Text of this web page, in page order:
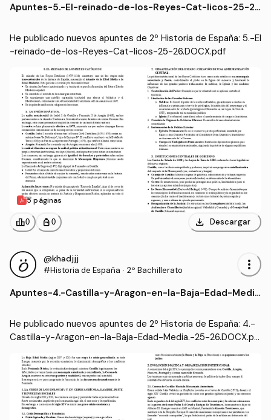
Apuntes-5.-El-reinado-de-los-Reyes-Cat-licos-25-2
He publicado nuevos apuntes de 2º Historia de España: 5.-El
-reinado-de-los-Reyes-Cat-licos-25-26.DOCX.pdf
5 páginas
leaderboard0 personal_bag 0 download Descargar
@khadjjj
#Historia de España · 2º Bachillerato more_vert
Apuntes-4.-Castilla-y-Aragon-en-la-Baja-Edad-Medi
He publicado nuevos apuntes de 2º Historia de España: 4.-
Castilla-y-Aragon-en-la-Baja-Edad-Media.-25-26.DOCX.pd